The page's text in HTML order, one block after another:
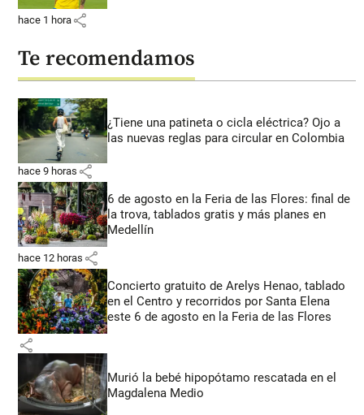
hace 1 hora share
Te recomendamos
¿Tiene una patineta o cicla eléctrica? Ojo a
las nuevas reglas para circular en Colombia
hace 9 horas share
6 de agosto en la Feria de las Flores: final de
la trova, tablados gratis y más planes en
Medellín
hace 12 horas share
Concierto gratuito de Arelys Henao, tablado
en el Centro y recorridos por Santa Elena
este 6 de agosto en la Feria de las Flores
share
Murió la bebé hipopótamo rescatada en el
Magdalena Medio